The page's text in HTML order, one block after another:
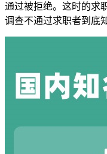
通过被拒绝。这时的求
调查不通过求职者到底